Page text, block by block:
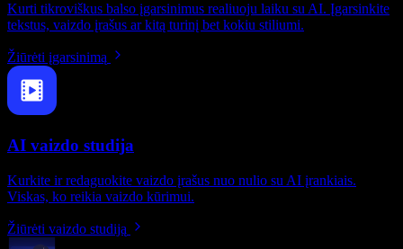
Kurti tikroviškus balso įgarsinimus realiuoju laiku su AI. Įgarsinkite
tekstus, vaizdo įrašus ar kitą turinį bet kokiu stiliumi.
Žiūrėti įgarsinimą
AI vaizdo studija
Kurkite ir redaguokite vaizdo įrašus nuo nulio su AI įrankiais.
Viskas, ko reikia vaizdo kūrimui.
Žiūrėti vaizdo studiją